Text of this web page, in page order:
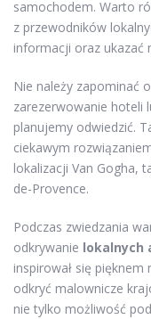
samochodem. Warto
z przewodników
informacji oraz ukazać
Nie należy zapominać o
zarezerwowanie hoteli
planujemy odwiedzić.
ciekawym
lokalizacji Van Gogha,
de-Provence.
Podczas zwiedzania
odkrywanie lokalnych
inspirował się
odkryć malownicze
nie tylko możliwość